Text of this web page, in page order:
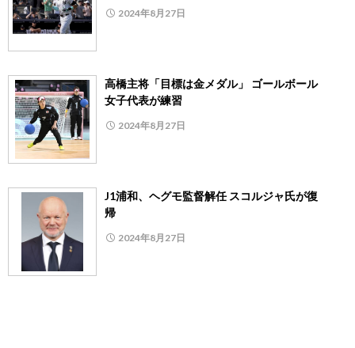
2024年8月27日
高橋主将「目標は金メダル」 ゴールボール
女子代表が練習
2024年8月27日
J1浦和、ヘグモ監督解任 スコルジャ氏が復
帰
2024年8月27日